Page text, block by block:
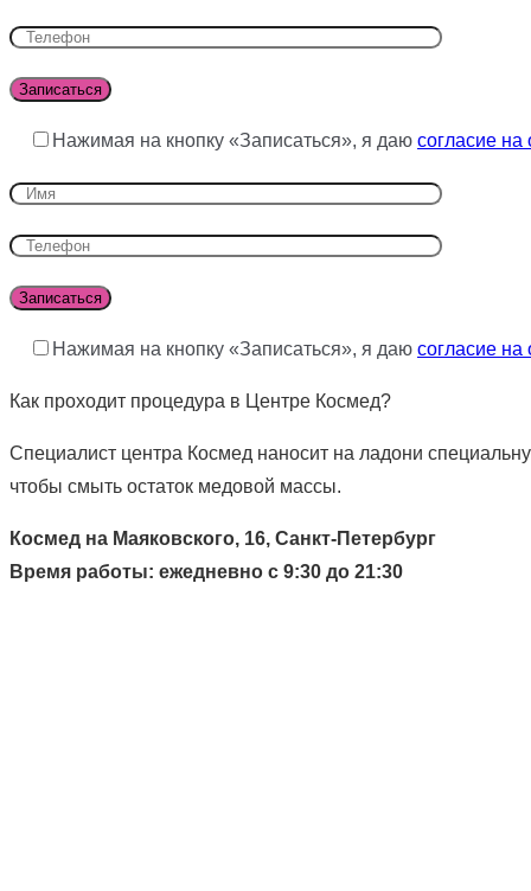
Нажимая на кнопку «Записаться», я даю согласие
Нажимая на кнопку «Записаться», я даю согласие
Как проходит процедура в Центре Космед?
Специалист центра Космед наносит на ладони
чтобы смыть остаток медовой массы.
Космед на Маяковского, 16, Санкт-Петербург
Время работы: ежедневно с 9:30 до 21:30